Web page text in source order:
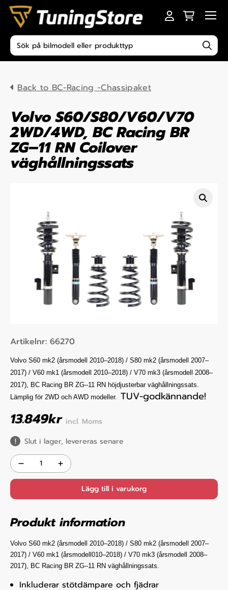
Skip to content
Produktsökning
Back to BC-Racing -Chassipaket
Volvo S60/S80/V60/V70
2WD/4WD, BC Racing BR
ZG–11 RN Coilover
väghållningssats
Artikelnr: 66270
Volvo S60 mk2 (årsmodell 2010–2018) / S80 mk2 (årsmodell 2007–
2017) / V60 mk1 (årsmodell 2010–2018) / V70 mk3 (årsmodell 2008–
2017), BC Racing BR ZG–11 RN höjdjusterbar väghållningssats.
Lämplig för 2WD och AWD modeller. TUV-godkännande!
13.849kr incl. Moms
Slut i lager, levereras senare
Lägg till i varukorg
Produkt information
Volvo S60 mk2 (årsmodell 2010–2018) / S80 mk2 (årsmodell 2007–
2017) / V60 mk1 (årsmodell010–2018) / V70 mk3 (årsmodell 2008–
2017), BC Racing BR ZG–11 RN väghållningssats.
Inkluderar stötdämpare och fjädrar